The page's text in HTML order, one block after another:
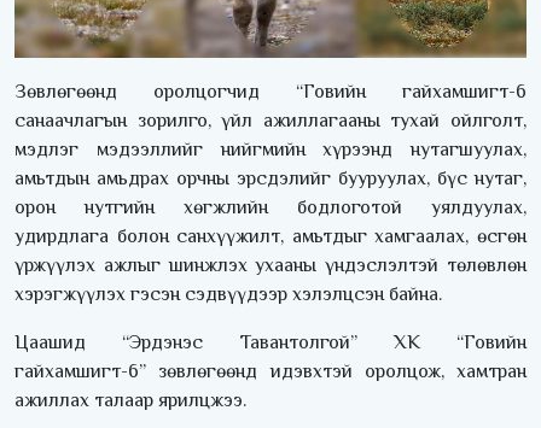
Зөвлөгөөнд оролцогчид “Говийн гайхамшигт-6
санаачлагын зорилго, үйл ажиллагааны тухай ойлголт,
мэдлэг мэдээллийг нийгмийн хүрээнд нутагшуулах,
амьтдын амьдрах орчны эрсдэлийг бууруулах, бүс нутаг,
орон нутгийн хөгжлийн бодлоготой уялдуулах,
удирдлага болон санхүүжилт, амьтдыг хамгаалах, өсгөн
үржүүлэх ажлыг шинжлэх ухааны үндэслэлтэй төлөвлөн
хэрэгжүүлэх гэсэн сэдвүүдээр хэлэлцсэн байна.
Цаашид “Эрдэнэс Тавантолгой” ХК “Говийн
гайхамшигт-6” зөвлөгөөнд идэвхтэй оролцож, хамтран
ажиллах талаар ярилцжээ.